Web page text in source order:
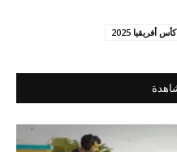
كأس أفريقيا 2025